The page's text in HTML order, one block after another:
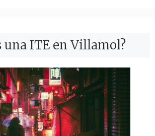
una ITE en Villamol?